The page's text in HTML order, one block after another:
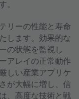
。
リーの性能と寿命
します。効果的な
の状態を監視し
アレイの正常動作
しい産業アプリケ
が大幅に増し、信
、高度な技術と戦